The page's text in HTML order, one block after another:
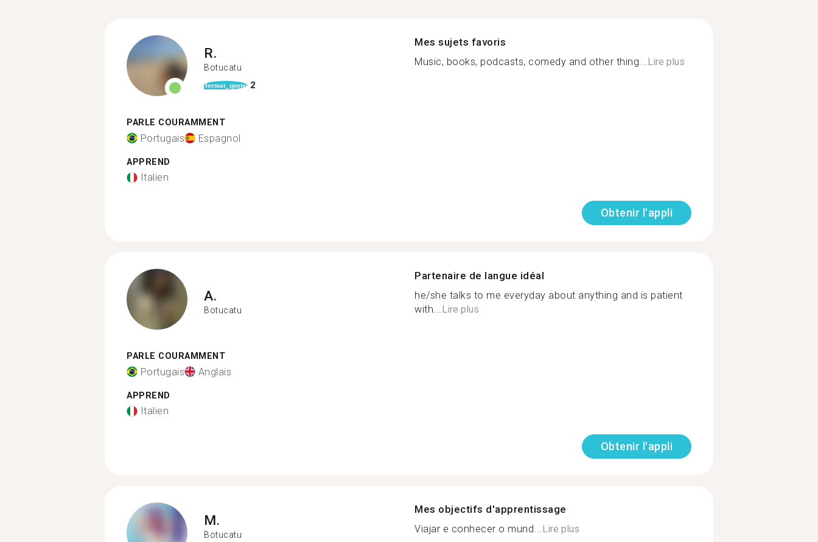
R.
Botucatu
format_quote 2
PARLE COURAMMENT
Portugais Espagnol
APPREND
Italien
Mes sujets favoris
Music, books, podcasts, comedy and other thing...Lire plus
Obtenir l'appli
A.
Botucatu
PARLE COURAMMENT
Portugais Anglais
APPREND
Italien
Partenaire de langue idéal
he/she talks to me everyday about anything and is patient
with...Lire plus
Obtenir l'appli
M.
Botucatu
Mes objectifs d'apprentissage
Viajar e conhecer o mund...Lire plus